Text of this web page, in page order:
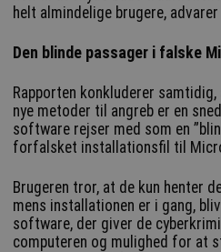
helt almindelige brugere, advarer
Den blinde passager i falske
Rapporten konkluderer
nye metoder til angreb er en
software rejser med som en
forfalsket installationsfil til
Brugeren tror, at de kun henter
mens installationen er i gang,
software, der giver de
computeren og mulighed for at